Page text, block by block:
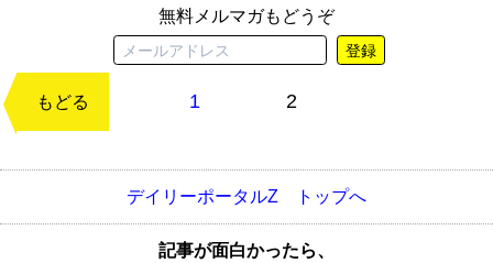
無料メルマガもどうぞ
登録
もどる 1 2
デイリーポータルZ トップへ
記事が面白かったら、